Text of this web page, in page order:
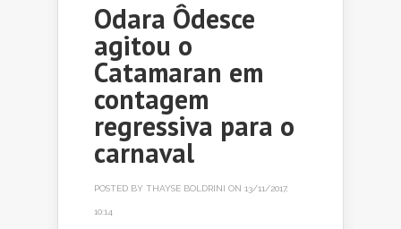
Odara Ôdesce
agitou o
Catamaran em
contagem
regressiva para o
carnaval
POSTED BY THAYSE BOLDRINI ON 13/11/2017,
10:14